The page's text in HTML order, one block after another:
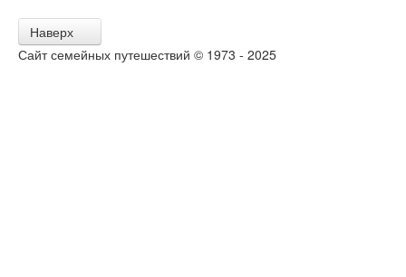
Наверх
Сайт семейных путешествий © 1973 - 2025